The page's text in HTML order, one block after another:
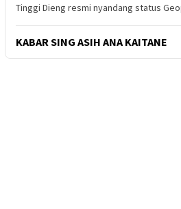
Tinggi Dieng resmi nyandang status
KABAR SING ASIH ANA KAITANE